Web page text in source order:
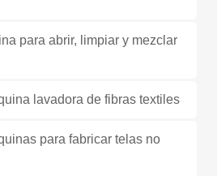
para abrir, limpiar y mezclar
lavadora de fibras textiles
para fabricar telas no